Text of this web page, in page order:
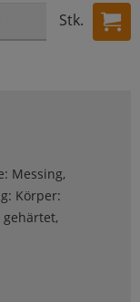
Stk.
Messing,
Körper:
gehärtet,